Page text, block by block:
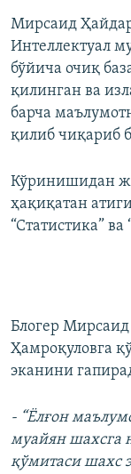
Мирсаид
Интеллектуал
бўйича очиқ
қилинган ва
барча
қилиб чиқариб
Кўринишидан
ҳақиқатан
“Статистика”
Блогер
Ҳамроқуловга
эканини
- “Ёлғон
муайян шахсга
қўмитаси шахс